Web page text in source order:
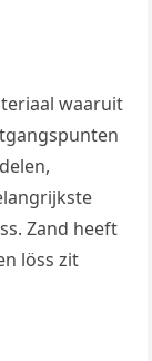
waaruit
Zand heeft
löss zit